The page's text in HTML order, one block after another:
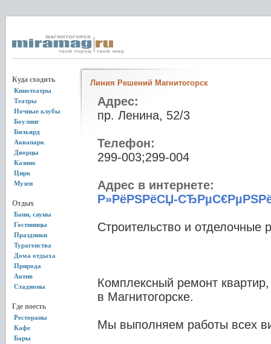
Куда сходить
Кинотеатры
Театры
Ночные клубы
Боулинг
Бильярд
Аквапарк
Дворцы
Казино
Цирк
Музеи
Отдых
Бани, сауны
Гостиницы
Праздники
Турагенства
Дома отдыха
Природа
Актив
Стадионы
Где поесть
Рестораны
Кафе
Бары
Линия Решений Магнитогорск
Адрес:
пр. Ленина, 52/3
Телефон:
299-003;299-004
Адрес в интернете:
Р»РёРЅРёСЏ-
Строительство и отделочные
Комплексный ремонт
в Магнитогорске.
Мы выполняем работы всех